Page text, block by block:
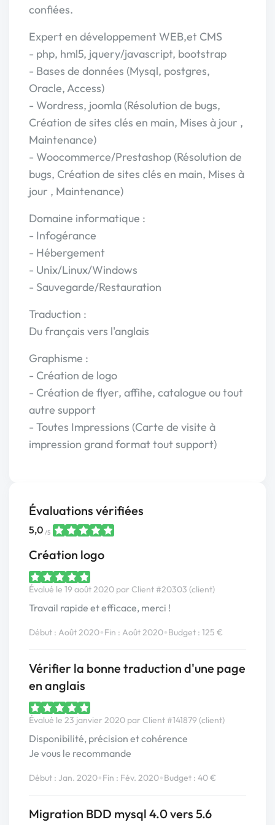
confiées.
Expert en développement WEB,et CMS
- php, hml5, jquery/javascript, bootstrap
- Bases de données (Mysql, postgres,
Oracle, Access)
- Wordress, joomla (Résolution de bugs,
Création de sites clés en main, Mises à jour ,
Maintenance)
- Woocommerce/Prestashop (Résolution de
bugs, Création de sites clés en main, Mises à
jour , Maintenance)
Domaine informatique :
- Infogérance
- Hébergement
- Unix/Linux/Windows
- Sauvegarde/Restauration
Traduction :
Du français vers l'anglais
Graphisme :
- Création de logo
- Création de flyer, affihe, catalogue ou tout
autre support
- Toutes Impressions (Carte de visite à
impression grand format tout support)
Évaluations vérifiées
5,0 /5
Création logo
Évalué le 19 août 2020 par Client #20303 (client)
Travail rapide et efficace, merci !
Début : Août 2020•Fin : Août 2020•Budget : 125 €
Vérifier la bonne traduction d'une page
en anglais
Évalué le 23 janvier 2020 par Client #141879 (client)
Disponibilité, précision et cohérence
Je vous le recommande
Début : Jan. 2020•Fin : Fév. 2020•Budget : 40 €
Migration BDD mysql 4.0 vers 5.6